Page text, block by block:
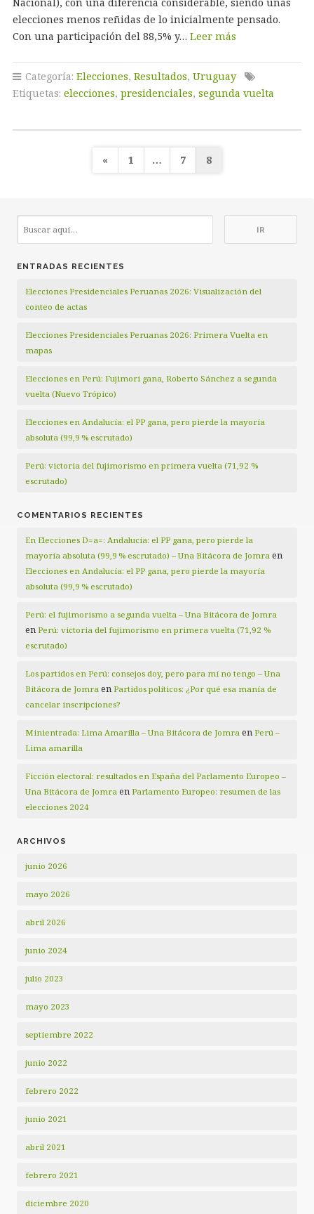
elecciones menos reñidas de lo inicialmente pensado.
Con una participación del 88,5% y… Leer más
Categoría: Elecciones, Resultados, Uruguay
Etiquetas: elecciones, presidenciales, segunda vuelta
Paginación
« 1 … 7 8
ENTRADAS RECIENTES
Elecciones Presidenciales Peruanas 2026: Visualización del
conteo de actas
Elecciones Presidenciales Peruanas 2026: Primera Vuelta en
mapas
Elecciones en Perú: Fujimori gana, Roberto Sánchez a segunda
vuelta (Nuevo Trópico)
Elecciones en Andalucía: el PP gana, pero pierde la mayoría
absoluta (99,9 % escrutado)
Perú: victoria del fujimorismo en primera vuelta (71,92 %
escrutado)
COMENTARIOS RECIENTES
En Elecciones D=a=: Andalucía: el PP gana, pero pierde la
mayoría absoluta (99,9 % escrutado) – Una Bitácora de Jomra en
Elecciones en Andalucía: el PP gana, pero pierde la mayoría
absoluta (99,9 % escrutado)
Perú: el fujimorismo a segunda vuelta – Una Bitácora de Jomra
en Perú: victoria del fujimorismo en primera vuelta (71,92 %
escrutado)
Los partidos en Perú: consejos doy, pero para mí no tengo – Una
Bitácora de Jomra en Partidos políticos: ¿Por qué esa manía de
cancelar inscripciones?
Minientrada: Lima Amarilla – Una Bitácora de Jomra en Perú –
Lima amarilla
Ficción electoral: resultados en España del Parlamento Europeo –
Una Bitácora de Jomra en Parlamento Europeo: resumen de las
elecciones 2024
ARCHIVOS
junio 2026
mayo 2026
abril 2026
junio 2024
julio 2023
mayo 2023
septiembre 2022
junio 2022
febrero 2022
junio 2021
abril 2021
febrero 2021
diciembre 2020